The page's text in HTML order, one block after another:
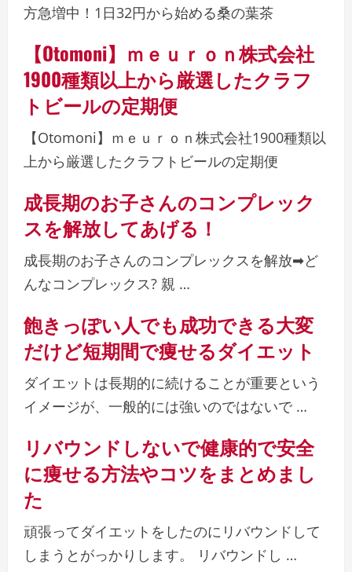
方急増中！1日32円から始める桑の葉茶
【Otomoni】ｍｅｕｒｏｎ株式会社
1900種類以上から厳選したクラフ
トビールの定期便
【Otomoni】ｍｅｕｒｏｎ株式会社1900種類以
上から厳選したクラフトビールの定期便
成長期のお子さんのコンプレック
スを解放してあげる！
成長期のお子さんのコンプレックスを解放➡ど
んなコンプレックス? 親 …
飽きっぽい人でも成功できる大変
だけど短期間で痩せるダイエット
ダイエットは長期的に続けることが重要という
イメージが、一般的には強いのではないで …
リバウンドしないで健康的で安全
に痩せる方法やコツをまとめまし
た
頑張ってダイエットをしたのにリバウンドして
しまうとがっかりします。 リバウンドし …